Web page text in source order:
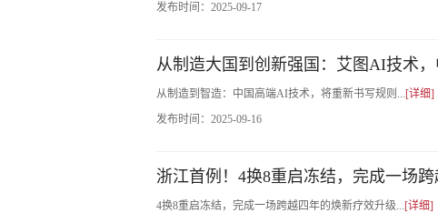
发布时间： 2025-09-17
从制造大国到创新强国：艾图AI技术
从制造到智造：中国高端AI技术，将重新书写规则...[详细]
发布时间： 2025-09-16
浙江首例！4换8重启冻结，完成一场
4换8重启冻结，完成一场跨越四年的焕新疗效升级...[详细]